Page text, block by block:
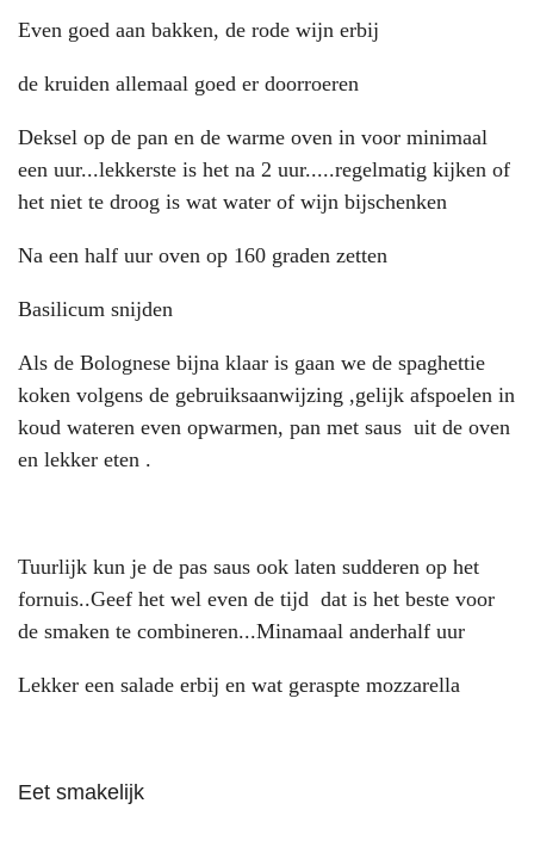
Even goed aan bakken, de rode wijn erbij
de kruiden allemaal goed er doorroeren
Deksel op de pan en de warme oven in voor minimaal
een uur...lekkerste is het na 2 uur.....regelmatig kijken of
het niet te droog is wat water of wijn bijschenken
Na een half uur oven op 160 graden zetten
Basilicum snijden
Als de Bolognese bijna klaar is gaan we de spaghettie
koken volgens de gebruiksaanwijzing ,gelijk afspoelen in
koud wateren even opwarmen, pan met saus uit de oven
en lekker eten .
Tuurlijk kun je de pas saus ook laten sudderen op het
fornuis..Geef het wel even de tijd dat is het beste voor
de smaken te combineren...Minamaal anderhalf uur
Lekker een salade erbij en wat geraspte mozzarella
Eet smakelijk